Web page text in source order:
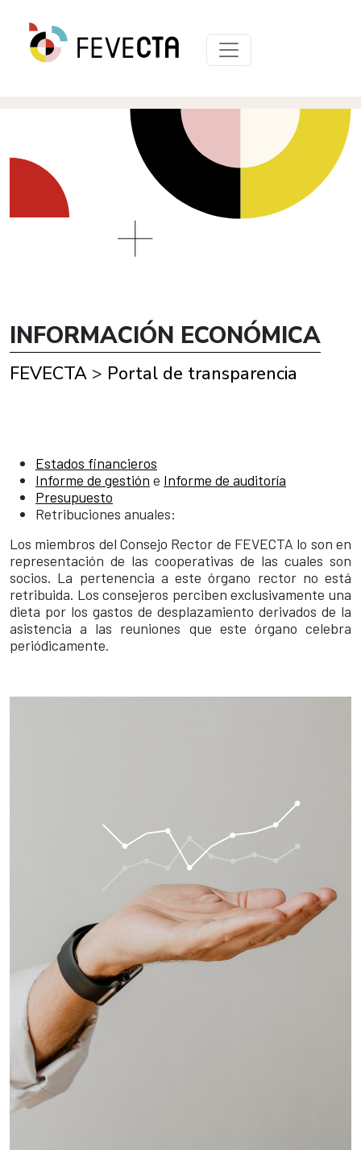
INFORMACIÓN ECONÓMICA
FEVECTA > Portal de transparencia
Estados financieros
Informe de gestión e Informe de auditoría
Presupuesto
Retribuciones anuales:
Los miembros del Consejo Rector de FEVECTA lo son en
representación de las cooperativas de las cuales son
socios. La pertenencia a este órgano rector no está
retribuida. Los consejeros perciben exclusivamente una
dieta por los gastos de desplazamiento derivados de la
asistencia a las reuniones que este órgano celebra
periódicamente.